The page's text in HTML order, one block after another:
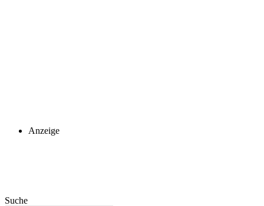
Anzeige
Suche